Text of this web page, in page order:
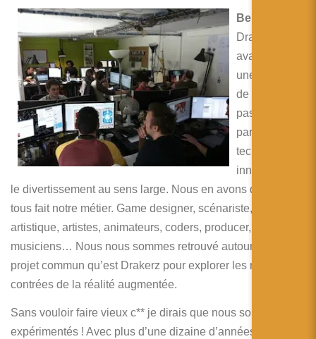
Benoit :
Drakerz c’est
avant tout
une équipe
de 15
passionnés
par les
technologies
innovantes et
le divertissement au sens large. Nous en avons d’ailleurs
tous fait notre métier. Game designer, scénariste, directeur
artistique, artistes, animateurs, coders, producer,
musiciens… Nous nous sommes retrouvé autour de ce
projet commun qu’est Drakerz pour explorer les nouvelles
contrées de la réalité augmentée.
Sans vouloir faire vieux c** je dirais que nous sommes …
expérimentés ! Avec plus d’une dizaine d’années passées